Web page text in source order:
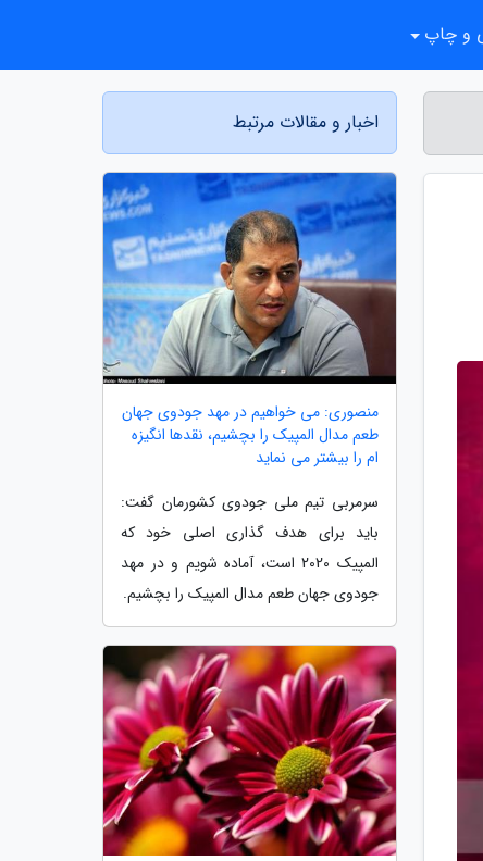
اخبار و مقالات مرتبط
منصوری: می خواهیم در مهد جودوی جهان
طعم مدال المپیک را بچشیم، نقدها انگیزه
ام را بیشتر می نماید
سرمربی تیم ملی جودوی کشورمان گفت:
باید برای هدف گذاری اصلی خود که
المپیک 2020 است، آماده شویم و در مهد
جودوی جهان طعم مدال المپیک را بچشیم.
و چاپ